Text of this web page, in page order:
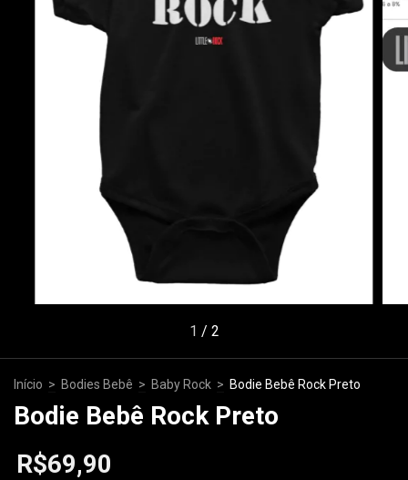
1 / 2
Início > Bodies Bebê > Baby Rock > Bodie Bebê Rock Preto
Bodie Bebê Rock Preto
R$69,90